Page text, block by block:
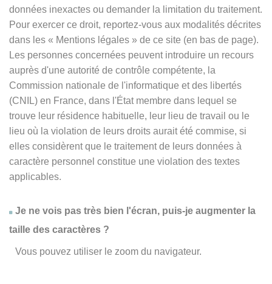
données inexactes ou demander la limitation du traitement.
Pour exercer ce droit, reportez-vous aux modalités décrites
dans les « Mentions légales » de ce site (en bas de page).
Les personnes concernées peuvent introduire un recours
auprès d'une autorité de contrôle compétente, la
Commission nationale de l'informatique et des libertés
(CNIL) en France, dans l'État membre dans lequel se
trouve leur résidence habituelle, leur lieu de travail ou le
lieu où la violation de leurs droits aurait été commise, si
elles considèrent que le traitement de leurs données à
caractère personnel constitue une violation des textes
applicables.
Je ne vois pas très bien l'écran, puis-je augmenter la
taille des caractères ?
Vous pouvez utiliser le zoom du navigateur.